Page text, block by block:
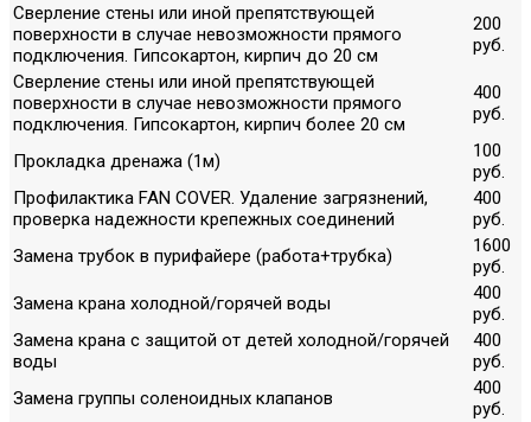
Сверление стены или иной препятствующей
поверхности в случае невозможности прямого
подключения. Гипсокартон, кирпич до 20 см
200
руб.
Сверление стены или иной препятствующей
поверхности в случае невозможности прямого
подключения. Гипсокартон, кирпич более 20 см
400
руб.
Прокладка дренажа (1м)
100
руб.
Профилактика FAN COVER. Удаление загрязнений,
проверка надежности крепежных соединений
400
руб.
Замена трубок в пурифайере (работа+трубка)
1600
руб.
Замена крана холодной/горячей воды
400
руб.
Замена крана с защитой от детей холодной/горячей
воды
400
руб.
Замена группы соленоидных клапанов
400
руб.